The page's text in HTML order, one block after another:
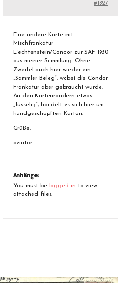
#1827
Eine andere Karte mit
Mischfrankatur
Liechtenstein/Condor zur SAF 1930
aus meiner Sammlung. Ohne
Zweifel auch hier wieder ein
„Sammler Beleg“, wobei die Condor
Frankatur aber gebraucht wurde.
An den Kartenrändern etwas
„fusselig“, handelt es sich hier um
handgeschöpften Karton.
Grüße,
aviator
Anhänge:
You must be logged in to view
attached files.